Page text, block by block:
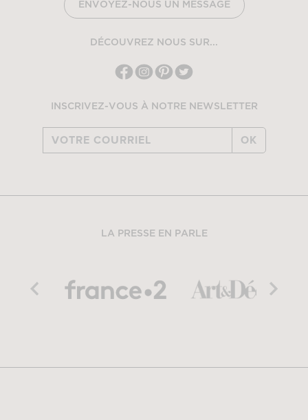
ENVOYEZ-NOUS UN MESSAGE
DÉCOUVREZ NOUS SUR...
INSCRIVEZ-VOUS À NOTRE NEWSLETTER
OK
LA PRESSE EN PARLE